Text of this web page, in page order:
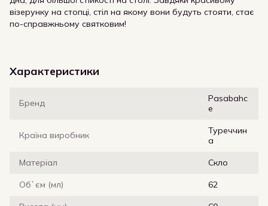
візерунку на стопці, стіл на якому вони будуть стояти, стає
по-справжньому святковим!
Характеристики
Бренд
Pasabahc
e
Країна виробник
Туреччин
а
Матеріал Скло
Об`єм (мл) 62